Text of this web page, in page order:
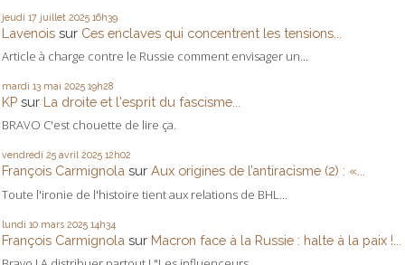
jeudi 17 juillet 2025 16h39
Lavenois sur Ces enclaves qui concentrent les tensions...
Article à charge contre le Russie comment envisager un...
mardi 13 mai 2025 19h28
KP sur La droite et l'esprit du fascisme...
BRAVO C'est chouette de lire ça.
vendredi 25 avril 2025 12h02
François Carmignola sur Aux origines de l’antiracisme (2) : «...
Toute l'ironie de l'histoire tient aux relations de BHL...
lundi 10 mars 2025 14h34
François Carmignola sur Macron face à la Russie : halte à la paix !...